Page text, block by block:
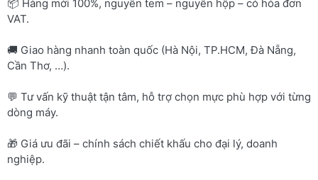
📦 Hàng mới 100%, nguyên tem – nguyên hộp – có hóa đơn
VAT.
🚚 Giao hàng nhanh toàn quốc (Hà Nội, TP.HCM, Đà Nẵng,
Cần Thơ, …).
💬 Tư vấn kỹ thuật tận tâm, hỗ trợ chọn mực phù hợp với từng
dòng máy.
🎁 Giá ưu đãi – chính sách chiết khấu cho đại lý, doanh
nghiệp.